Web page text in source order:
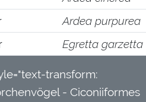
Ardea purpurea
Egretta garzetta
transform:
- Ciconiiformes